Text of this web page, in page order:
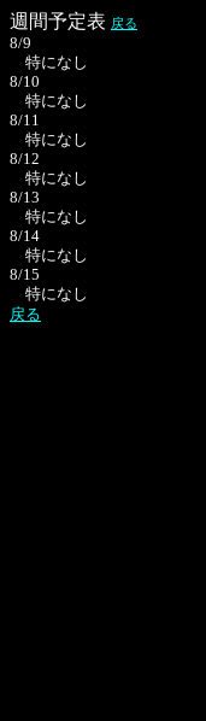
週間予定表 戻る
8/9
特になし
8/10
特になし
8/11
特になし
8/12
特になし
8/13
特になし
8/14
特になし
8/15
特になし
戻る